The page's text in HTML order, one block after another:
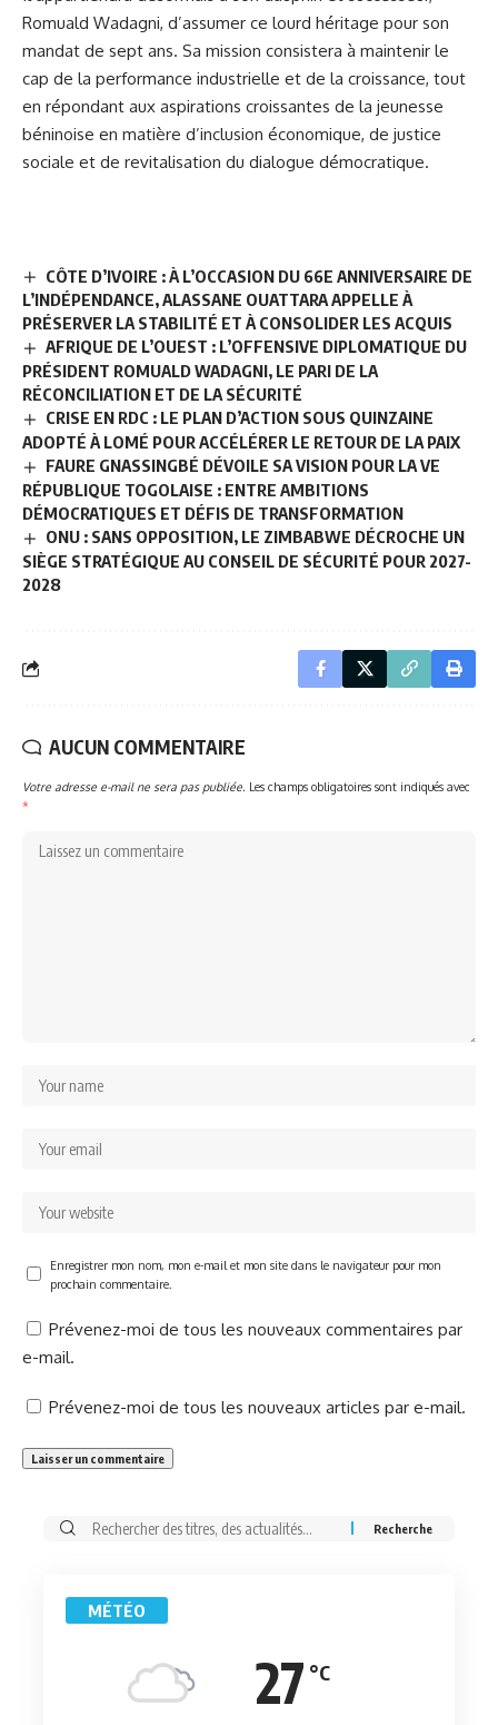
Romuald Wadagni, d’assumer ce lourd héritage pour son
mandat de sept ans. Sa mission consistera à maintenir le
cap de la performance industrielle et de la croissance, tout
en répondant aux aspirations croissantes de la jeunesse
béninoise en matière d’inclusion économique, de justice
sociale et de revitalisation du dialogue démocratique.
CÔTE D’IVOIRE : À L’OCCASION DU 66E ANNIVERSAIRE DE
L’INDÉPENDANCE, ALASSANE OUATTARA APPELLE À
PRÉSERVER LA STABILITÉ ET À CONSOLIDER LES ACQUIS
AFRIQUE DE L’OUEST : L’OFFENSIVE DIPLOMATIQUE DU
PRÉSIDENT ROMUALD WADAGNI, LE PARI DE LA
RÉCONCILIATION ET DE LA SÉCURITÉ
CRISE EN RDC : LE PLAN D’ACTION SOUS QUINZAINE
ADOPTÉ À LOMÉ POUR ACCÉLÉRER LE RETOUR DE LA PAIX
FAURE GNASSINGBÉ DÉVOILE SA VISION POUR LA VE
RÉPUBLIQUE TOGOLAISE : ENTRE AMBITIONS
DÉMOCRATIQUES ET DÉFIS DE TRANSFORMATION
ONU : SANS OPPOSITION, LE ZIMBABWE DÉCROCHE UN
SIÈGE STRATÉGIQUE AU CONSEIL DE SÉCURITÉ POUR 2027-
2028
AUCUN COMMENTAIRE
Votre adresse e-mail ne sera pas publiée. Les champs obligatoires sont indiqués avec
*
Enregistrer mon nom, mon e-mail et mon site dans le navigateur pour mon
prochain commentaire.
Prévenez-moi de tous les nouveaux commentaires par
e-mail.
Prévenez-moi de tous les nouveaux articles par e-mail.
Rechercher:
MÉTÉO
27 °C